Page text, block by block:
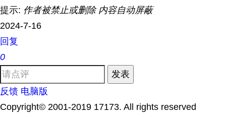
提示: 作者被禁止或删除 内容自动屏蔽
2024-7-16
回复
0
发表
反馈 电脑版
Copyright© 2001-2019 17173. All rights reserved